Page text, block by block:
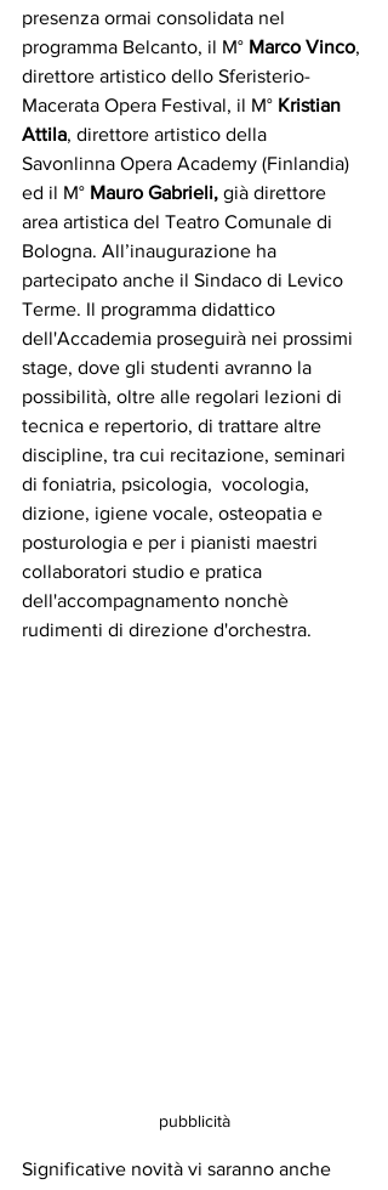
presenza ormai consolidata nel
programma Belcanto, il M° Marco Vinco,
direttore artistico dello Sferisterio-
Macerata Opera Festival, il M° Kristian
Attila, direttore artistico della
Savonlinna Opera Academy (Finlandia)
ed il M° Mauro Gabrieli, già direttore
area artistica del Teatro Comunale di
Bologna. All’inaugurazione ha
partecipato anche il Sindaco di Levico
Terme. Il programma didattico
dell'Accademia proseguirà nei prossimi
stage, dove gli studenti avranno la
possibilità, oltre alle regolari lezioni di
tecnica e repertorio, di trattare altre
discipline, tra cui recitazione, seminari
di foniatria, psicologia,  vocologia,
dizione, igiene vocale, osteopatia e
posturologia e per i pianisti maestri
collaboratori studio e pratica
dell'accompagnamento nonchè
rudimenti di direzione d'orchestra.
pubblicità
Significative novità vi saranno anche